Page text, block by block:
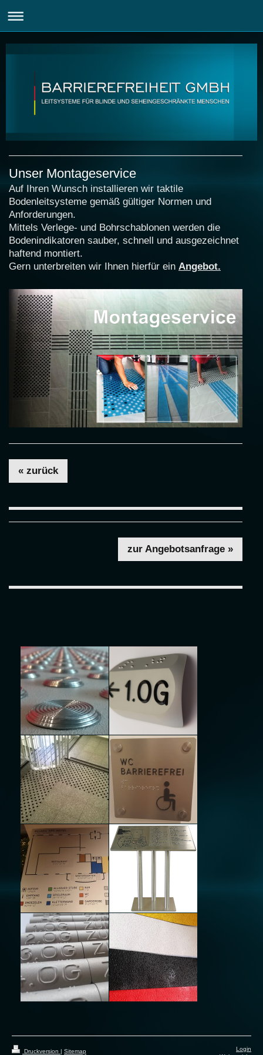
Unser Montageservice
Auf Ihren Wunsch installieren wir taktile
Bodenleitsysteme gemäß gültiger Normen und
Anforderungen.
Mittels Verlege- und Bohrschablonen werden die
Bodenindikatoren sauber, schnell und ausgezeichnet
haftend montiert.
Gern unterbreiten wir Ihnen hierfür ein Angebot.
« zurück
zur Angebotsanfrage »
Druckversion | Sitemap
Login